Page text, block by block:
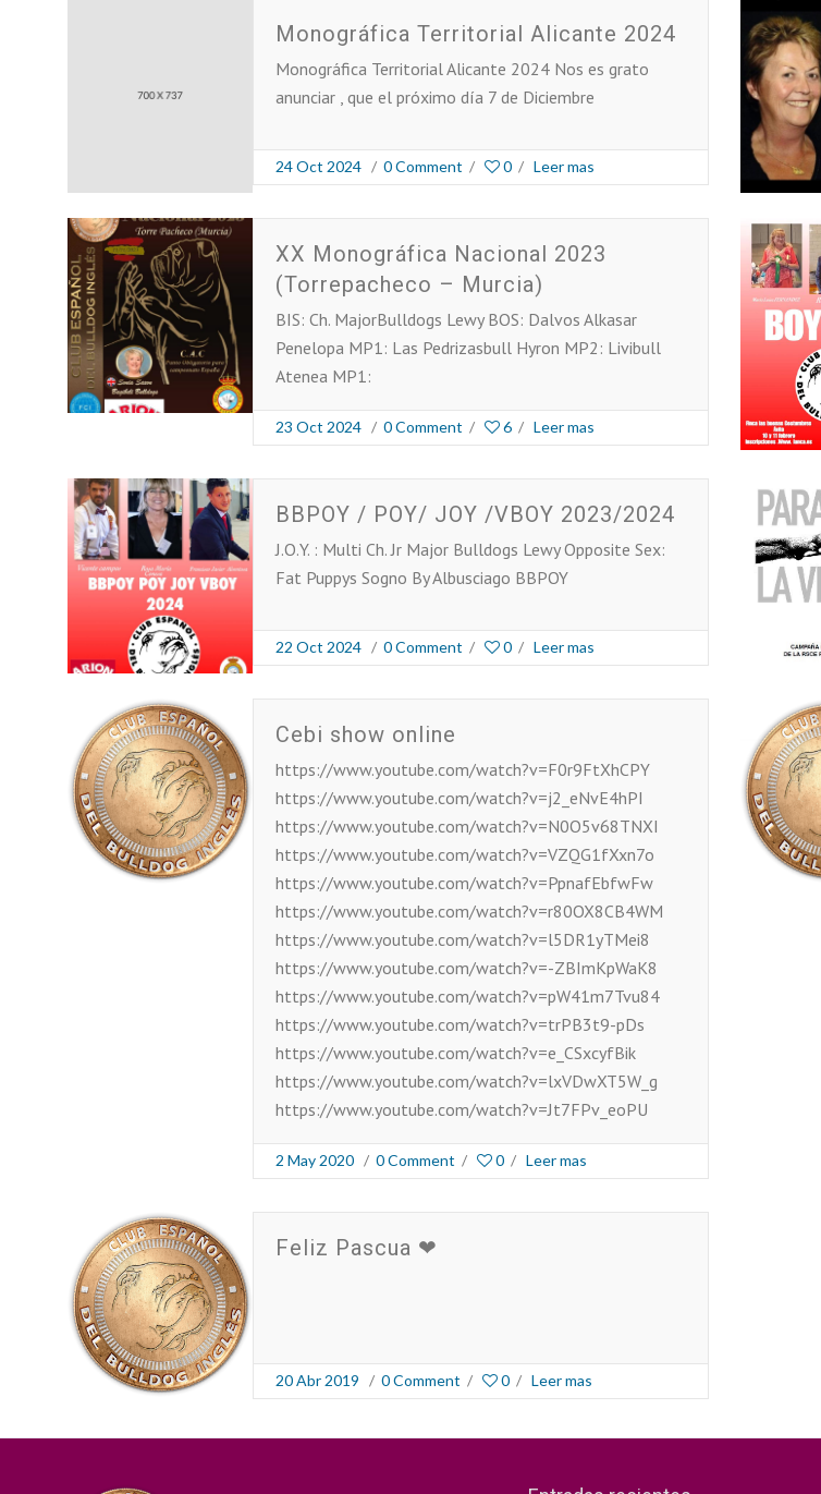
Monográfica Territorial Alicante 2024
Monográfica Territorial Alicante 2024 Nos es grato
anunciar , que el próximo día 7 de Diciembre
24 Oct 2024 / 0 Comment / 0 / Leer mas
XX Monográfica Nacional 2023
(Torrepacheco – Murcia)
BIS: Ch. MajorBulldogs Lewy BOS: Dalvos Alkasar
Penelopa MP1: Las Pedrizasbull Hyron MP2: Livibull
Atenea MP1:
23 Oct 2024 / 0 Comment / 6 / Leer mas
BBPOY / POY/ JOY /VBOY 2023/2024
J.O.Y. : Multi Ch. Jr Major Bulldogs Lewy Opposite Sex:
Fat Puppys Sogno By Albusciago BBPOY
22 Oct 2024 / 0 Comment / 0 / Leer mas
Cebi show online
https://www.youtube.com/watch?v=F0r9FtXhCPY
https://www.youtube.com/watch?v=j2_eNvE4hPI
https://www.youtube.com/watch?v=N0O5v68TNXI
https://www.youtube.com/watch?v=VZQG1fXxn7o
https://www.youtube.com/watch?v=PpnafEbfwFw
https://www.youtube.com/watch?v=r80OX8CB4WM
https://www.youtube.com/watch?v=l5DR1yTMei8
https://www.youtube.com/watch?v=-ZBImKpWaK8
https://www.youtube.com/watch?v=pW41m7Tvu84
https://www.youtube.com/watch?v=trPB3t9-pDs
https://www.youtube.com/watch?v=e_CSxcyfBik
https://www.youtube.com/watch?v=lxVDwXT5W_g
https://www.youtube.com/watch?v=Jt7FPv_eoPU
2 May 2020 / 0 Comment / 0 / Leer mas
Feliz Pascua ❤
20 Abr 2019 / 0 Comment / 0 / Leer mas